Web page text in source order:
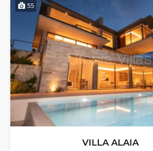
55
VILLA ALAIA